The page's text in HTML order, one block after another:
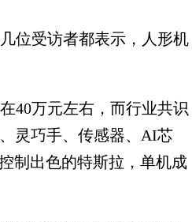
位受访者都表示，人形机
万元左右，而行业共识
灵巧手、传感器、AI芯
制出色的特斯拉，单机成